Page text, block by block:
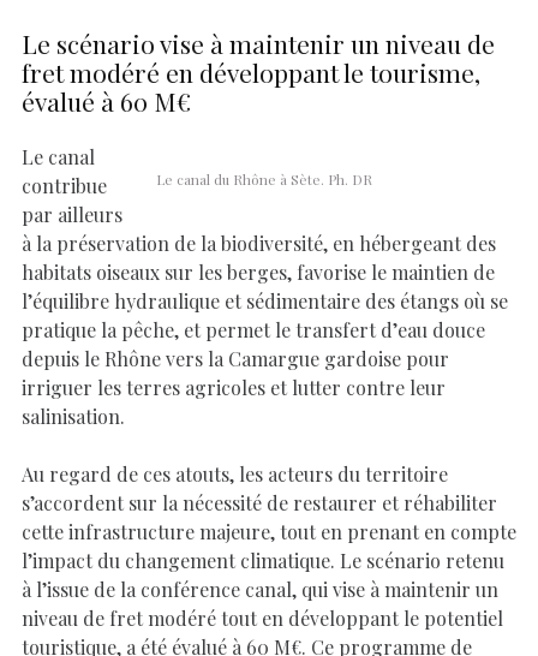
Le scénario vise à maintenir un niveau de
fret modéré en développant le tourisme,
évalué à 60 M€
Le canal du Rhône à Sète. Ph. DR
Le canal
contribue
par ailleurs
à la préservation de la biodiversité, en hébergeant des
habitats oiseaux sur les berges, favorise le maintien de
l’équilibre hydraulique et sédimentaire des étangs où se
pratique la pêche, et permet le transfert d’eau douce
depuis le Rhône vers la Camargue gardoise pour
irriguer les terres agricoles et lutter contre leur
salinisation.
Au regard de ces atouts, les acteurs du territoire
s’accordent sur la nécessité de restaurer et réhabiliter
cette infrastructure majeure, tout en prenant en compte
l’impact du changement climatique. Le scénario retenu
à l’issue de la conférence canal, qui vise à maintenir un
niveau de fret modéré tout en développant le potentiel
touristique, a été évalué à 60 M€. Ce programme de